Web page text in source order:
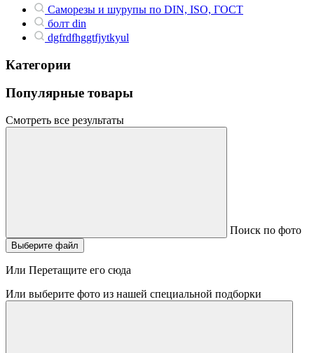
Саморезы и шурупы по DIN, ISO, ГОСТ
болт din
dgfrdfhggtfjytkyul
Категории
Популярные товары
Смотреть все результаты
Поиск по фото
Выберите файл
Или Перетащите его сюда
Или выберите фото из нашей специальной подборки